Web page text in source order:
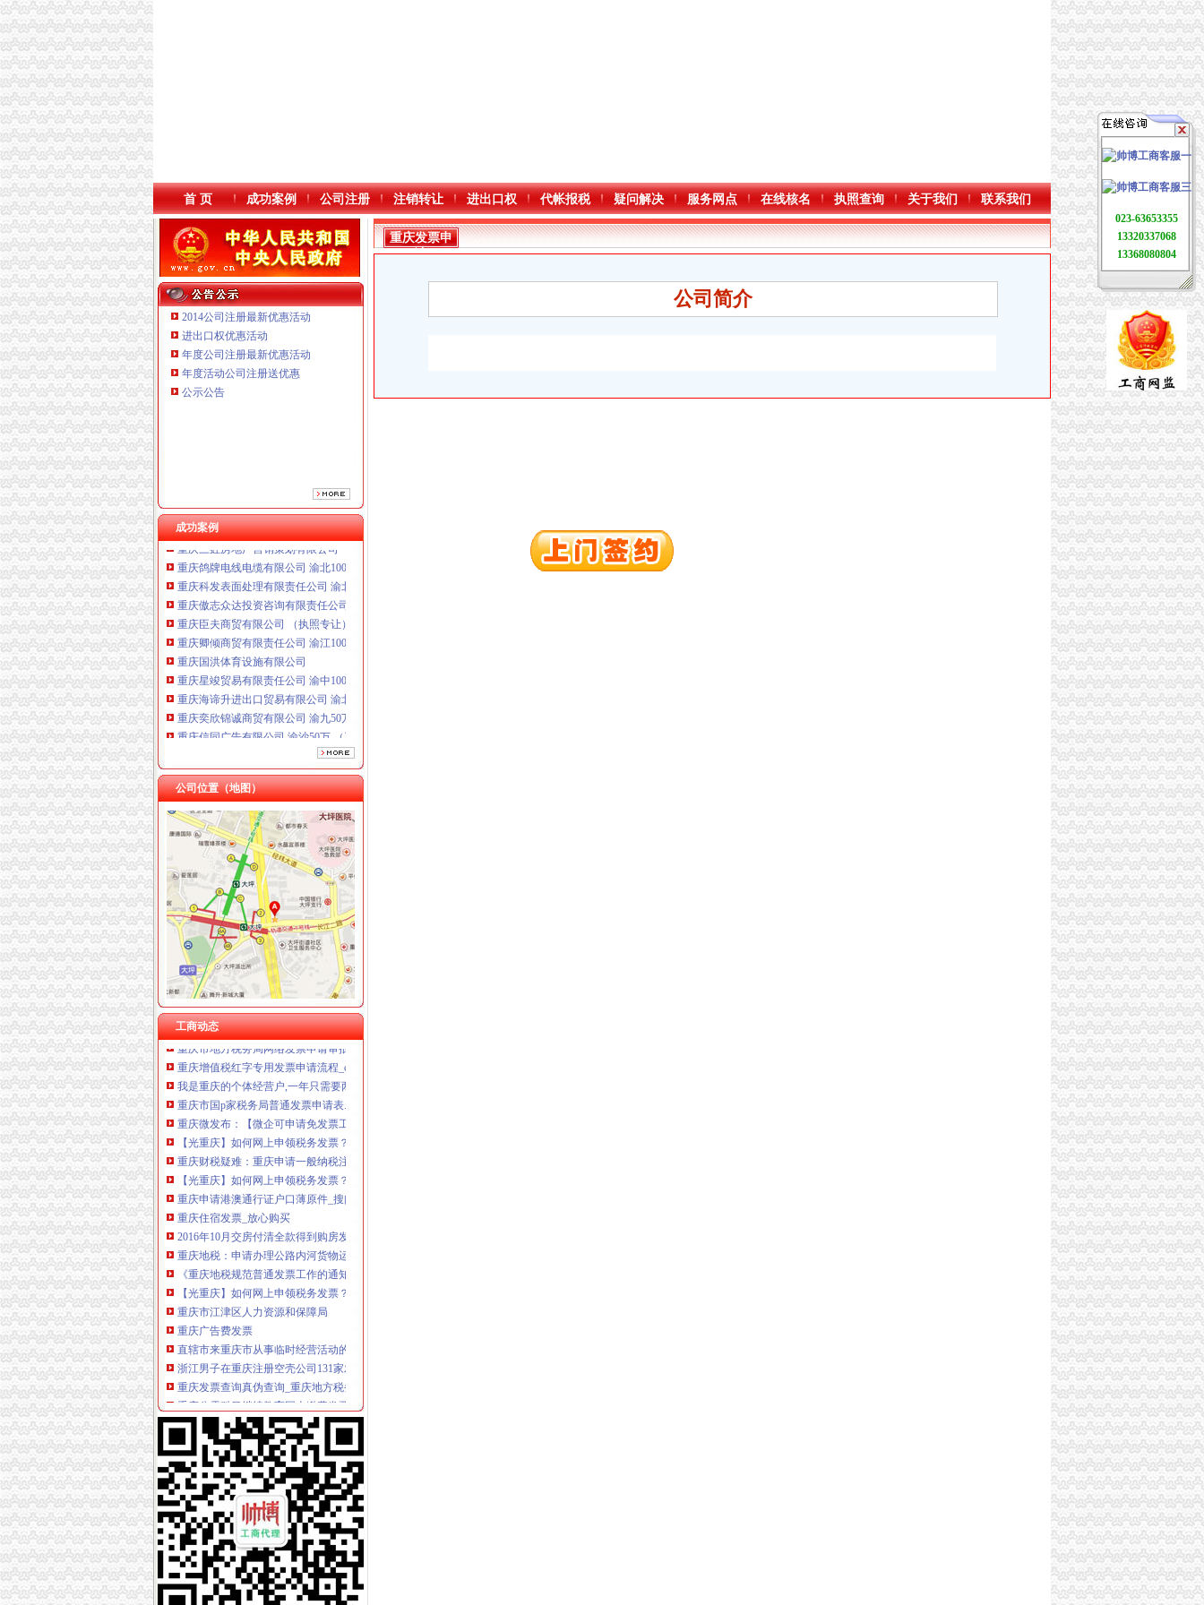
本站导航
首 页 成功案例 公司注册 注销转让 进出口权 代帐报税 疑问解决 服务网点 在线核名 执照查询 关于我们 联系我们
2014公司注册最新优惠活动
进出口权优惠活动
年度公司注册最新优惠活动
年度活动公司注册送优惠
公示公告
成功案例
重庆鸽牌电线电缆有限公司 渝北10010万 (进出口权)
重庆科发表面处理有限责任公司 渝北800万 （进出口权）
重庆傲志众达投资咨询有限责任公司 渝九1000万 （增资）
重庆臣夫商贸有限公司 （执照专让）
重庆卿倾商贸有限责任公司 渝江100万 （工商注册）
重庆国洪体育设施有限公司
重庆星竣贸易有限责任公司 渝中100万 （进出口权）
重庆海谛升进出口贸易有限公司 渝北100万 （进出口权）
重庆奕欣锦诚商贸有限公司 渝九50万 （工商注册）
重庆信同广告有限公司 渝沙50万 （工商注册）
重庆三虹房地产营销策划有限公司
重庆鸽牌电线电缆有限公司 渝北10010万 (进出口权)
重庆科发表面处理有限责任公司 渝北800万 （进出口权）
重庆傲志众达投资咨询有限责任公司 渝九1000万 （增资）
重庆臣夫商贸有限公司 （执照专让）
重庆卿倾商贸有限责任公司 渝江100万 （工商注册）
重庆国洪体育设施有限公司
重庆星竣贸易有限责任公司 渝中100万 （进出口权）
重庆海谛升进出口贸易有限公司 渝北100万 （进出口权）
重庆奕欣锦诚商贸有限公司 渝九50万 （工商注册）
重庆信同广告有限公司 渝沙50万 （工商注册）
重庆三虹房地产营销策划有限公司
公司位置（地图）
工商动态
重庆发票申请
什么是发票？_重庆包听|E都市
重庆水投：发票寄到家,服务有保障
重庆专项审批：发票R审批代理购买服务办理-重庆爱问分类
重庆巴南破获一起发票案金额超过一亿元-广西新闻网
重庆巴南破获一起发票案金额超过一亿元_网易新闻
重庆国税网上申报系统_重庆国税局_重庆国税发票查询_重庆国税网上
重庆市国家税务局关于调整“发票网上申请”办理渠道的通知_财
重庆地税对于个人申请发票的地点是如何规定的？-中国会计网
重庆或k发票申请表.docx
重庆市地方税务局网络发票申请审批表_中华文本库
重庆增值税红字专用发票申请流程_cqmaiji_新浪博客
我是重庆的个体经营户,一年只需要两本发票,请问怎样才能申请发票
重庆市国p家税务局普通发票申请表.doc
重庆微发布：【微企可申请免发票工
【光重庆】如何网上申领税务发票？
重庆财税疑难：重庆申请一般纳税注册公司代找王会计-重庆爱
【光重庆】如何网上申领税务发票？_搜狐其它_搜狐网
重庆申请港澳通行证户口薄原件_搜问问
重庆住宿发票_放心购买
2016年10月交房付清全款得到购房发票,现在能否申请提取重庆公积
重庆地税：申请办理公路内河货物运输发票自开票纳税人资格需要哪些
《重庆地税规范普通发票工作的通知》.doc
【光重庆】如何网上申领税务发票？-搜狐
重庆市江津区人力资源和保障局
重庆广告费发票
直辖市来重庆市从事临时经营活动的单位和个人,如何申请领购发票？
浙江男子在重庆注册空壳公司131家发票金额逾亿元_凤凰资讯
重庆发票查询真伪查询_重庆地方税务局_中华网
重庆公需科目继续教育网上缴费发票申请表
重庆发票,重庆哪里有开票,重庆增值税发票,重庆增值税普通发票,
哪些况可以申请发票？需要哪些资料？_信息公开
重庆市地方税务局关于修订《重庆市地方税务局发票管理办》
重庆发票,重庆哪里有开票,重庆增值税发票,重庆增值税普通发票,
7日起重庆市民上网就能办税发票还能免费送到家_凤凰资讯
重庆地税-政务公开
重庆鹭佳工商注册提示您新公司的发票购买（转载）_会计_天涯论
【图】重庆万州腾翼C30团购作业,有购车发票,申请加精_长城C30
重庆破获一起大发票案涉案金额逾亿元|重庆|发票_新浪新闻
重庆地税-办税服务
7日起重庆市民上网就能办税发票还能免费送到家-新华网重庆频道
重庆发票申
请
公司简介
023-63653355
13320337068
13368080804